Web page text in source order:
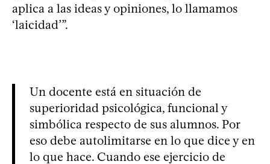
aplica a las ideas y opiniones, lo llamamos
‘laicidad’”.
Un docente está en situación de
superioridad psicológica, funcional y
simbólica respecto de sus alumnos. Por
eso debe autolimitarse en lo que dice y en
lo que hace. Cuando ese ejercicio de